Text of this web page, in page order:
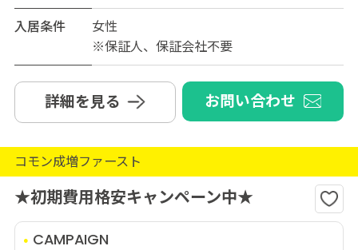
入居条件
女性
※保証人、保証会社不要
詳細を見る お問い合わせ
コモン成増ファースト
★初期費用格安キャンペーン中★
CAMPAIGN